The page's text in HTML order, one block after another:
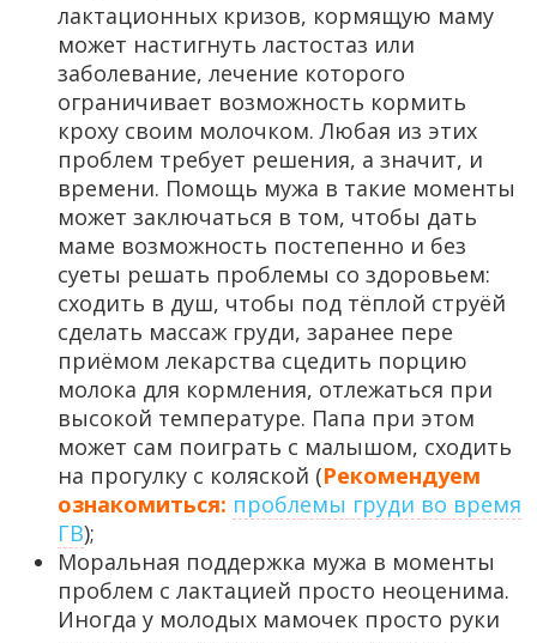
лактационных кризов, кормящую маму
может настигнуть ластостаз или
заболевание, лечение которого
ограничивает возможность кормить
кроху своим молочком. Любая из этих
проблем требует решения, а значит, и
времени. Помощь мужа в такие моменты
может заключаться в том, чтобы дать
маме возможность постепенно и без
суеты решать проблемы со здоровьем:
сходить в душ, чтобы под тёплой струёй
сделать массаж груди, заранее пере
приёмом лекарства сцедить порцию
молока для кормления, отлежаться при
высокой температуре. Папа при этом
может сам поиграть с малышом, сходить
на прогулку с коляской (Рекомендуем
ознакомиться: проблемы груди во время
ГВ);
Моральная поддержка мужа в моменты
проблем с лактацией просто неоценима.
Иногда у молодых мамочек просто руки